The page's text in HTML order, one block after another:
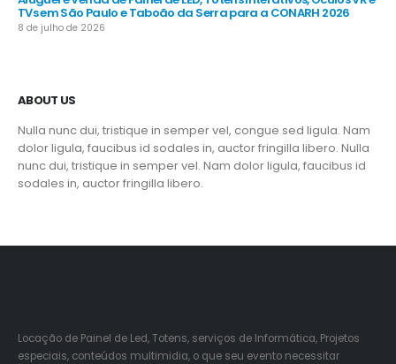
TVs em São Paulo e Taboão da Serra para a CONARH 2026
8 de julho de 2026
ABOUT US
Nulla nunc dui, tristique in semper vel, congue sed ligula. Nam
dolor ligula, faucibus id sodales in, auctor fringilla libero. Nulla
nunc dui, tristique in semper vel. Nam dolor ligula, faucibus id
sodales in, auctor fringilla libero.
Locação de Painel de Led, Totens, serviços de Informática, Projetos
especiais, conteúdos multimidia, o que seu evento necessitar